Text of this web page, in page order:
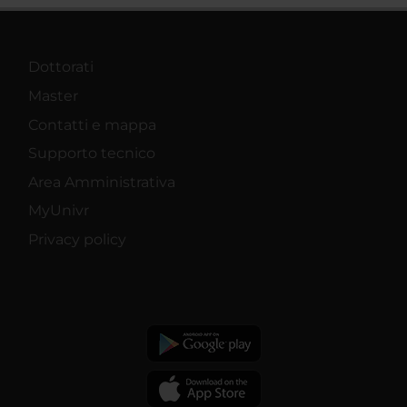
Dottorati
Master
Contatti e mappa
Supporto tecnico
Area Amministrativa
MyUnivr
Privacy policy